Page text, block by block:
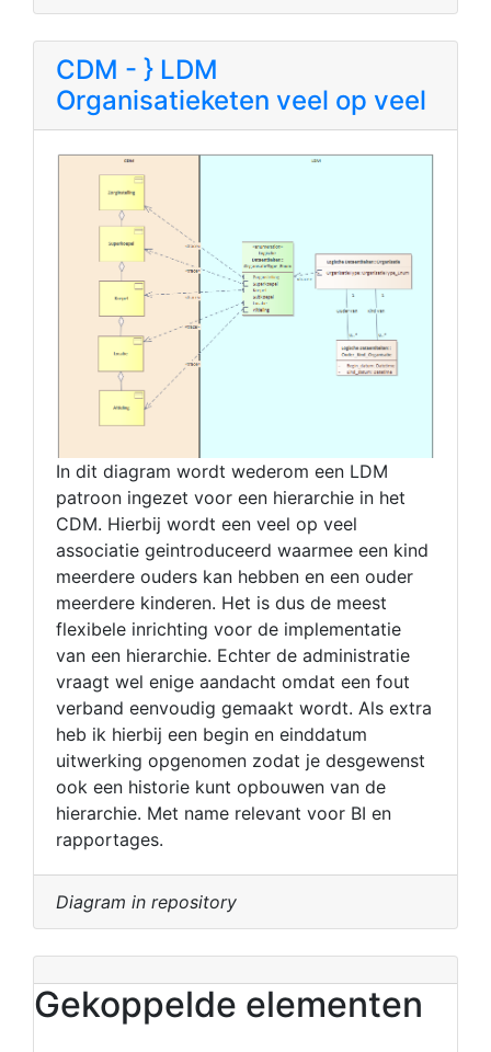
CDM - } LDM
Organisatieketen veel op veel
In dit diagram wordt wederom een LDM
patroon ingezet voor een hierarchie in het
CDM. Hierbij wordt een veel op veel
associatie geintroduceerd waarmee een kind
meerdere ouders kan hebben en een ouder
meerdere kinderen. Het is dus de meest
flexibele inrichting voor de implementatie
van een hierarchie. Echter de administratie
vraagt wel enige aandacht omdat een fout
verband eenvoudig gemaakt wordt. Als extra
heb ik hierbij een begin en einddatum
uitwerking opgenomen zodat je desgewenst
ook een historie kunt opbouwen van de
hierarchie. Met name relevant voor BI en
rapportages.
Diagram in repository
Gekoppelde elementen